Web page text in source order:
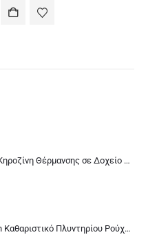
was:
848,00 €.
Kerosun Extra 20lt Κηροζίνη Θέρμανσης σε Δοχείο μιας Χρήσης
Miele Intense Clean Καθαριστικό Πλυντηρίου Ρούχων και Πιάτων